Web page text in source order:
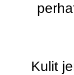
Kulit